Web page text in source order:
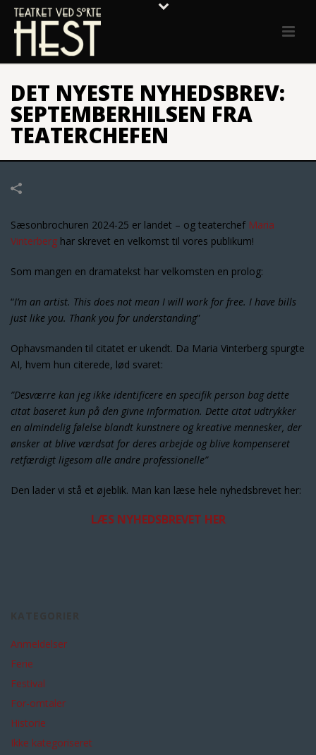
DET NYESTE NYHEDSBREV:
SEPTEMBERHILSEN FRA
TEATERCHEFEN
Sæsonbrochuren 2024-25 er landet – og teaterchef Maria
Vinterberg har skrevet en velkomst til vores publikum!
Som mangen en dramatekst har velkomsten en prolog:
“I’m an artist. This does not mean I will work for free. I have bills
just like you. Thank you for understanding”
Ophavsmanden til citatet er ukendt. Da Maria Vinterberg spurgte
AI, hvem hun citerede, lød svaret:
”Desværre kan jeg ikke identificere en specifik person bag dette
citat baseret kun på den givne information. Dette citat udtrykker
en almindelig følelse blandt kunstnere og kreative mennesker, der
ønsker at blive værdsat for deres arbejde og blive kompenseret
retfærdigt ligesom alle andre professionelle”
Den lader vi stå et øjeblik. Man kan læse hele nyhedsbrevet her:
LÆS NYHEDSBREVET HER
Anmeldelser
Ferie
Festival
For-omtaler
Historie
Ikke kategoriseret